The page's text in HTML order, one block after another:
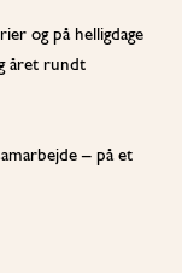
og på helligdage
året rundt
– på et